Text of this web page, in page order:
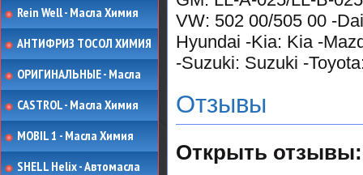
Rein Well - Масла Химия
АНТИФРИЗ ТОСОЛ ХИМИЯ
ОРИГИНАЛЬНЫЕ - Масла
CASTROL - Масла Химия
MOBIL 1 - Масла Химия
SHELL Helix - Автомасла
VW: 502 00/505 00 -
Hyundai -Kia: Kia -
-Suzuki: Suzuki -
Отзывы
Открыть